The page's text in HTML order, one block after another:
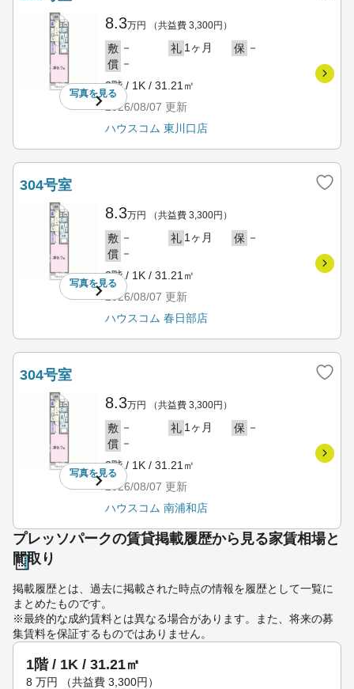
写真を見る
8.3万円 （共益費 3,300円）
敷 － 礼 1ヶ月 保 －
償 －
3階 / 1K / 31.21㎡
2026/08/07 更新
ハウスコム 東川口店
304号室
写真を見る
8.3万円 （共益費 3,300円）
敷 － 礼 1ヶ月 保 －
償 －
3階 / 1K / 31.21㎡
2026/08/07 更新
ハウスコム 春日部店
304号室
写真を見る
8.3万円 （共益費 3,300円）
敷 － 礼 1ヶ月 保 －
償 －
3階 / 1K / 31.21㎡
2026/08/07 更新
ハウスコム 南浦和店
プレッソパークの賃貸掲載履歴から見る家賃相場と
間取り
掲載履歴とは、過去に掲載された時点の情報を履歴として一覧に
まとめたものです。
※最終的な成約賃料とは異なる場合があります。また、将来の募
集賃料を保証するものではありません。
1階 / 1K / 31.21㎡
8 万円 （共益費 3,300円）